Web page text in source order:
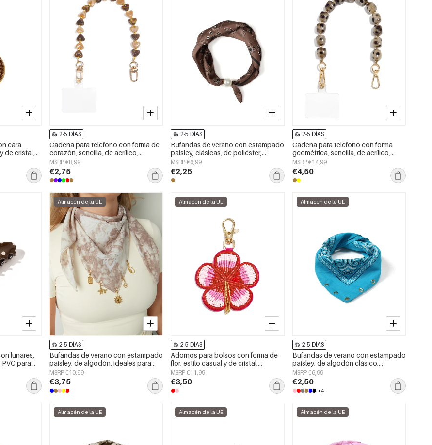
cara
de cristal,
2-5 DÍAS
Cadena para teléfono con forma de
corazón, sencilla, de acrílico,
accesorio diario.
MSRP €8,99
€2,75
2-5 DÍAS
Bufandas de verano con estampado
paisley, clásicas, de poliéster,
accesorios para el día a día.
MSRP €6,99
€2,25
2-5 DÍAS
Cadena para teléfono con forma
geométrica, sencilla, de acrílico,
accesorio de uso diario.
MSRP €14,99
€4,50
lunares,
para
Almacén de la UE
2-5 DÍAS
Bufandas de verano con estampado
paisley, de algodón, ideales para
vacaciones y uso diario.
MSRP €10,99
€3,75
Almacén de la UE
2-5 DÍAS
Adornos para bolsos con forma de
flor, estilo casual y de cristal,
accesorios diarios.
MSRP €11,99
€3,50
Almacén de la UE
2-5 DÍAS
Bufandas de verano con estampado
paisley, de algodón clásico,
accesorios para el día a día.
MSRP €6,99
€2,50
+4
Almacén de la UE Almacén de la UE Almacén de la UE